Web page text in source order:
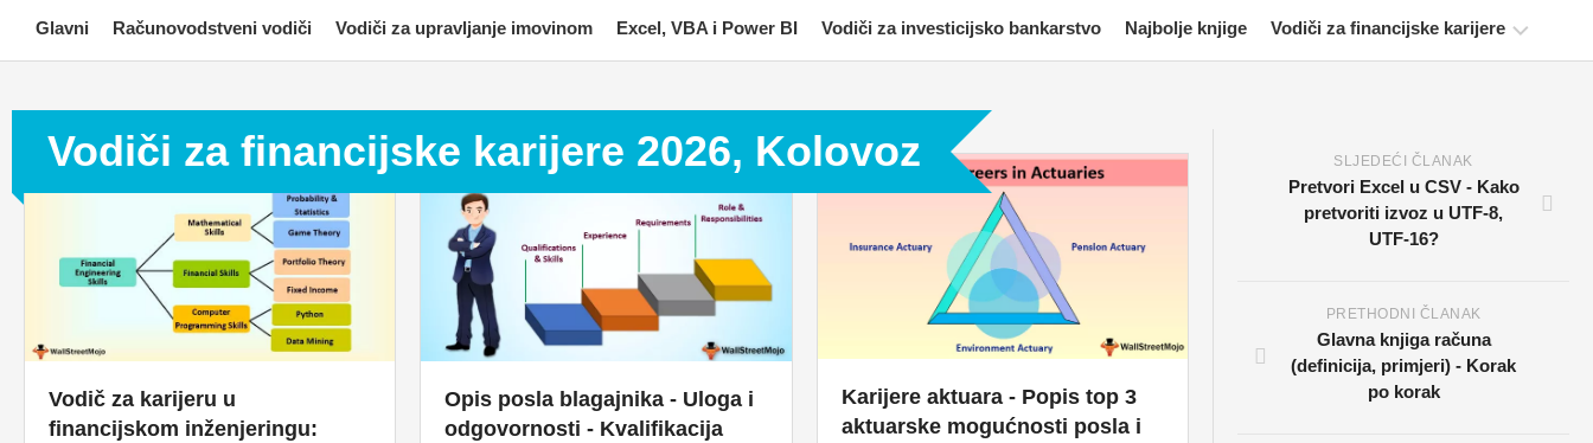
content
Glavni Računovodstveni vodiči Vodiči za upravljanje imovinom Excel, VBA i Power BI Vodiči za investicijsko bankarstvo Najbolje knjige Vodiči za financijske karijere
Vodiči
Cijela
forma
Vodiči za financijske karijere 2026, Kolovoz
Vodič za karijeru u
financijskom inženjeringu:
Opis posla blagajnika - Uloga i
odgovornosti - Kvalifikacija
Karijere aktuara - Popis top 3
aktuarske mogućnosti posla i
SLJEDEĆI ČLANAK
Pretvori Excel u CSV - Kako
pretvoriti izvoz u UTF-8,
UTF-16?
PRETHODNI ČLANAK
Glavna knjiga računa
(definicija, primjeri) - Korak
po korak